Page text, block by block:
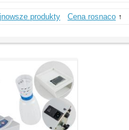
produkty Cena rosnaco ↑